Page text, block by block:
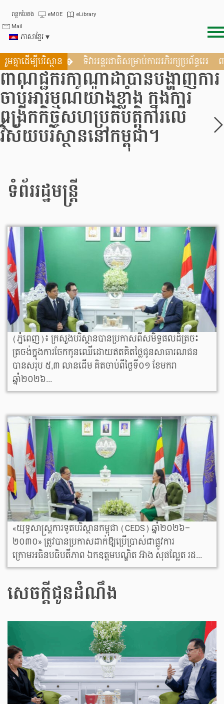
content
ពន្លកបៃតង eMOE
eLibrary
Mail
ភាសាខ្មែរ
រួមគ្នាដើម្បីបរិស្ថាន
ង្រឹងកិច្ចសហប្រតិបត� ទិវាអន្តរជាតិសម្រាប់ការអភិរក្សប្រព័ន្ធអេ
រដ្ឋមន្រ្តីក្រសួងបរិស្ថានជំរុញឱ្យមន្
គ្រប់លំដាប់ថ្នាក់ពង្រឹងការគ្រប់គ្រ
ធនធានធម្មជាតិ ជំហានទី២
តាមរយៈយុទ្ធសាស្ត្រចក្រាវិស័យ
បរិស្ថាន និងជំរុញការផ្សព្វផ្សាយ
ការងារបរិស្ថានជូនសាធារណជន
Previous
ទំព័ររដ្ឋមន្ត្រី
(ភ្នំពេញ)៖ ក្រសួងបរិស្ថានបានប្រកាសពីសមិទ្ធផលដ៏ត្រចះ
ត្រចង់ក្នុងការចែកកូនឈើដោយឥតគិតថ្លៃជូនសាធារណជន
បានសរុប ៥,៣ លានដើម គិតចាប់ពីថ្ងៃទី០១ ខែមករា
ឆ្នាំ២០២៦...
«យុទ្ធសាស្ត្រការទូតបរិស្ថានកម្ពុជា (CEDS) ឆ្នាំ២០២៦–
២០៣០» ត្រូវបានប្រកាសដាក់ឱ្យប្រើប្រាស់ជាផ្លូវការ
ក្រោមអធិនបធិបតីភាព ឯកឧត្តមបណ្ឌិត អ៊ាង​ សុផល្លែត រដ...
សេចក្ដីជូនដំណឹង